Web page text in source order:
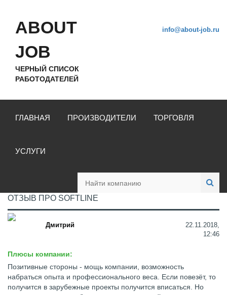
ABOUT
JOB
ЧЕРНЫЙ СПИСОК
РАБОТОДАТЕЛЕЙ
info@about-job.ru
ГЛАВНАЯ ПРОИЗВОДИТЕЛИ ТОРГОВЛЯ
УСЛУГИ
ОТЗЫВ ПРО SOFTLINE
Дмитрий
22.11.2018,
12:46
Плюсы компании:
Позитивные стороны - мощь компании, возможность
набраться опыта и профессионального веса. Если повезёт, то
получится в зарубежные проекты получится вписаться. Но